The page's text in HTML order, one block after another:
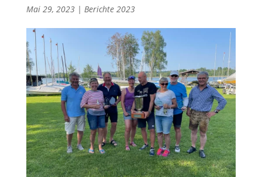
Mai 29, 2023| Berichte 2023